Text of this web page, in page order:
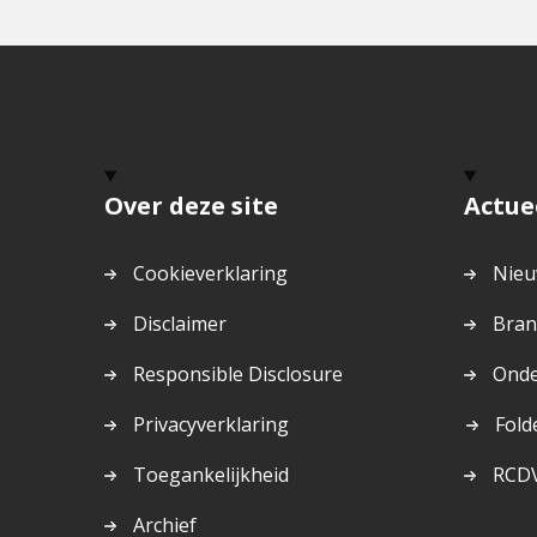
Over deze site
Cookieverklaring
Disclaimer
Responsible Disclosure
Privacyverklaring
Toegankelijkheid
Archief
Dit
een